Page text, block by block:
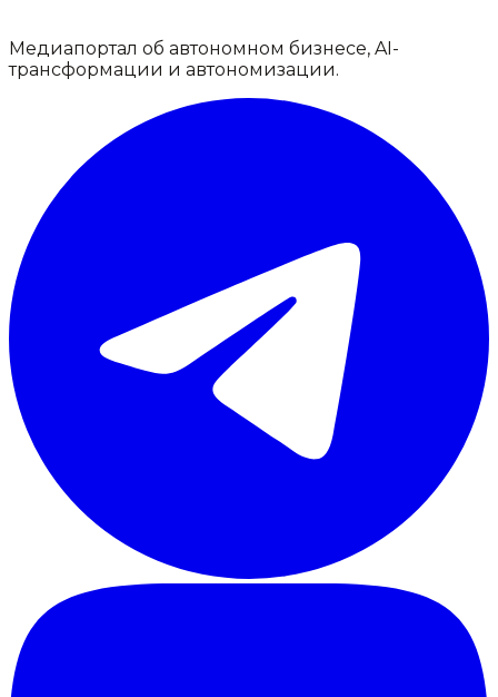
Медиапортал об автономном бизнесе, AI-
трансформации и автономизации.